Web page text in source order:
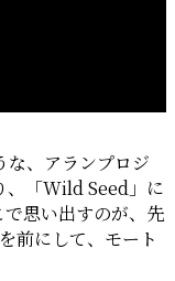
な、アランプロジ
、「Wild Seed」に
思い出すのが、先
前にして、モート